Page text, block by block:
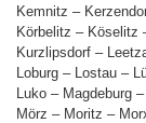
Kemnitz –
Körbelitz – Köselitz
Kurzlipsdorf –
Loburg – Lostau –
Luko – Magdeburg
Mörz – Moritz –